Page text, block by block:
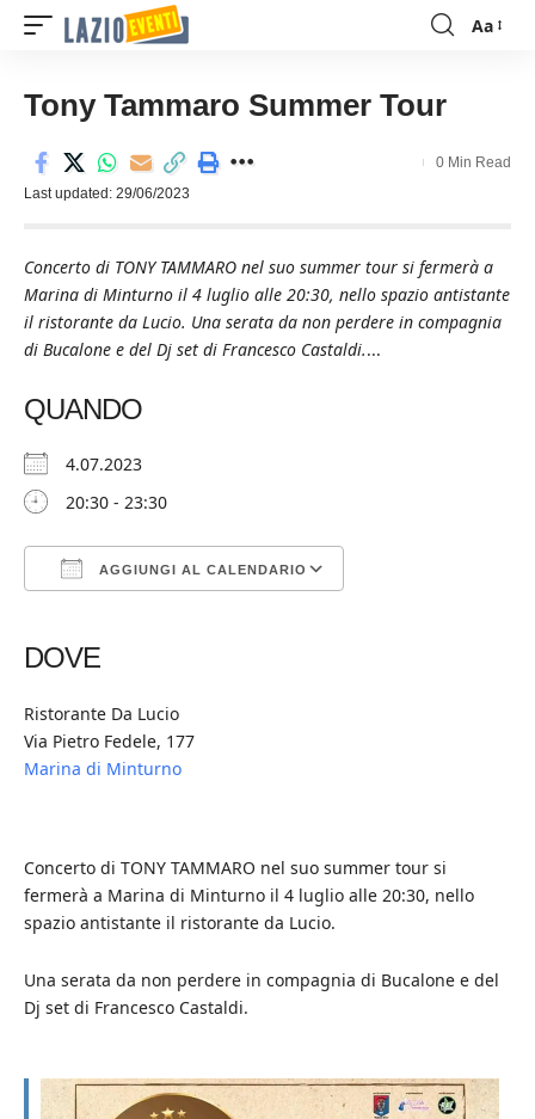
Font
Aa
Tony Tammaro Summer Tour
Last updated: 29/06/2023
0 Min Read
Concerto di TONY TAMMARO nel suo summer tour si fermerà a
Marina di Minturno il 4 luglio alle 20:30, nello spazio antistante
il ristorante da Lucio. Una serata da non perdere in compagnia
di Bucalone e del Dj set di Francesco Castaldi....
QUANDO
4.07.2023
20:30 - 23:30
AGGIUNGI AL CALENDARIO
DOVE
Ristorante Da Lucio
Via Pietro Fedele, 177
Marina di Minturno
Concerto di TONY TAMMARO nel suo summer tour si
fermerà a Marina di Minturno il 4 luglio alle 20:30, nello
spazio antistante il ristorante da Lucio.
Una serata da non perdere in compagnia di Bucalone e del
Dj set di Francesco Castaldi.